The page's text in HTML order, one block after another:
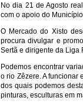
No dia 21 de Agosto
com o apoio do
O Mercado do Xisto
procura divulgar e
Sertã e dirigente da Liga
Podemos encontrar
o rio Zêzere. A funcionar
dos quais podemos
pinturas, esculturas em